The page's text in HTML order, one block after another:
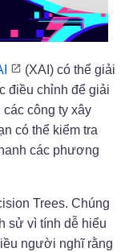
(XAI) có thể giải
điều chỉnh để giải
công ty xây
có thể kiểm tra
các phương
Trees. Chúng
sử vì tính dễ hiểu
người nghĩ rằng